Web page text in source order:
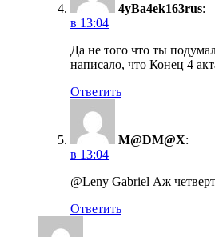
4yBa4ek163rus:
в 13:04
Да не того что ты
написало, что Конец 4
Ответить
M@DM@X:
в 13:04
@Leny Gabriel Аж
Ответить